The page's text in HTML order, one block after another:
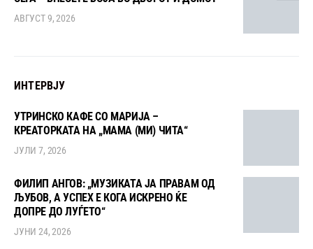
АВГУСТ 9, 2026
ИНТЕРВЈУ
УТРИНСКО КАФЕ СО МАРИЈА –
КРЕАТОРКАТА НА „МАМА (МИ) ЧИТА“
ЈУЛИ 7, 2026
ФИЛИП АНГОВ: „МУЗИКАТА ЈА ПРАВАМ ОД
ЉУБОВ, А УСПЕХ Е КОГА ИСКРЕНО ЌЕ
ДОПРЕ ДО ЛУЃЕТО“
ЈУНИ 24, 2026